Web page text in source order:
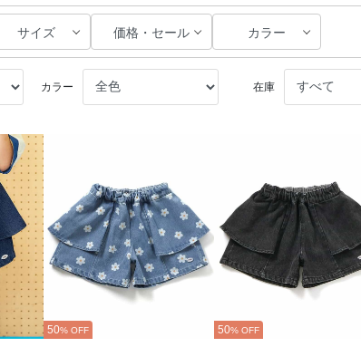
サイズ 価格・セール カラー
カラー 在庫
50% OFF 50% OFF